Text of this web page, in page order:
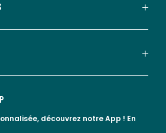
découvrez notre App ! En